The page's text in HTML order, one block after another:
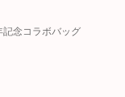
記念コラボバッグ